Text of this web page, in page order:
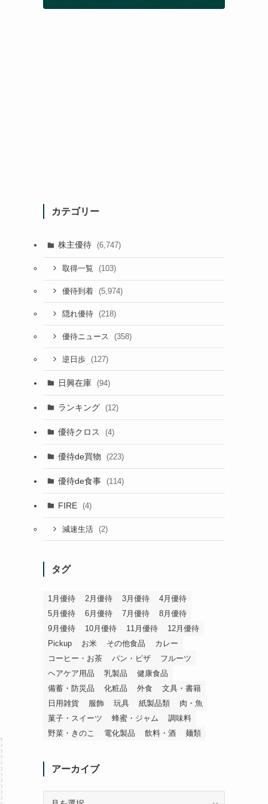
カテゴリー
株主優待 (6,747)
取得一覧 (103)
優待到着 (5,974)
隠れ優待 (218)
優待ニュース (358)
逆日歩 (127)
日興在庫 (94)
ランキング (12)
優待クロス (4)
優待de買物 (223)
優待de食事 (114)
FIRE (4)
減速生活 (2)
タグ
1月優待 2月優待 3月優待
4月優待
5月優待
6月優待 7月優待
8月優待
9月優待
10月優待 11月優待
12月優待
Pickup
お米 その他食品
カレー
コーヒー・お茶
パン・ピザ
フルーツ
ヘアケア用品
乳製品
健康食品
備蓄・防災品
化粧品 外食
文具・書籍
日用雑貨
服飾 玩具 紙製品類
肉・魚
菓子・スイーツ
蜂蜜・ジャム
調味料
野菜・きのこ
電化製品 飲料・酒 麺類
アーカイブ